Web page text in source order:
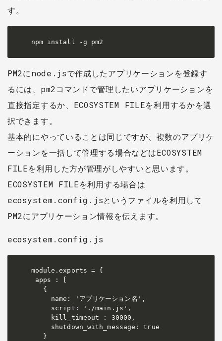
す。
npm install -g pm2
PM2にnode.jsで作成したアプリケーションを登録す
るには、pm2コマンドで管理したいアプリケーションを
直接指定するか、ECOSYSTEM FILEを利用するかを選
択できます。
基本的にやっていることは同じですが、複数のアプリケ
ーションを一括して管理する場合などはECOSYSTEM
FILEを利用した方が管理がしやすいと思います。
ECOSYSTEM FILEを利用する場合は
ecosystem.config.jsというファイルを利用して
PM2にアプリケーション情報を伝えます。
ecosystem.config.js
module.exports = {
apps : [
   {
     name: 'アプリケーション名',
     script: './main.js',
     kill_timeout : 30000,
     shutdown_with_message: true
   }